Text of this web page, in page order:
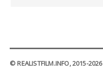
© REALISTFILM.INFO, 2015-2026